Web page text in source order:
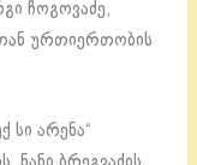
ჩოგოვაძე,
ურთიერთობის
სი არენა“